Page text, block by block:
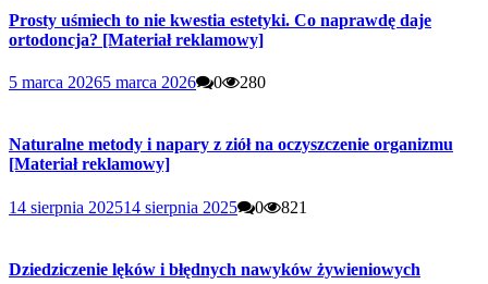
Prosty uśmiech to nie kwestia estetyki. Co naprawdę daje
ortodoncja? [Materiał reklamowy]
5 marca 20265 marca 2026 0 280
Naturalne metody i napary z ziół na oczyszczenie organizmu
[Materiał reklamowy]
14 sierpnia 202514 sierpnia 2025 0 821
Dziedziczenie lęków i błędnych nawyków żywieniowych